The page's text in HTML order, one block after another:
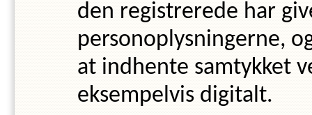
den registrerede har
personoplysningerne,
at indhente samtykket
eksempelvis digitalt.